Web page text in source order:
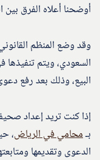
أوضحنا أعلاه الفرق بين
وقد وضع المنظم
السعودي، ويتم
البيع، وذلك بعد رفع
إذا كنت تريد إعداد
بـمحامي في الرياض،
الدعوى وتقديمها